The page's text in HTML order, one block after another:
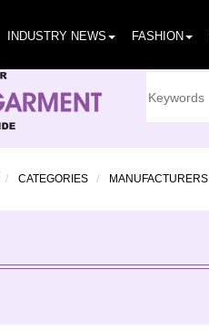
INDUSTRY NEWS FASHION
CATEGORIES MANUFACTURERS